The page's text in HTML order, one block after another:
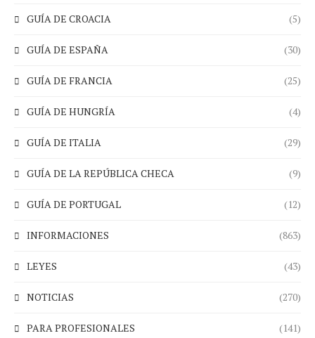
GUÍA DE CROACIA (5)
GUÍA DE ESPAÑA (30)
GUÍA DE FRANCIA (25)
GUÍA DE HUNGRÍA (4)
GUÍA DE ITALIA (29)
GUÍA DE LA REPÚBLICA CHECA (9)
GUÍA DE PORTUGAL (12)
INFORMACIONES (863)
LEYES (43)
NOTICIAS (270)
PARA PROFESIONALES (141)